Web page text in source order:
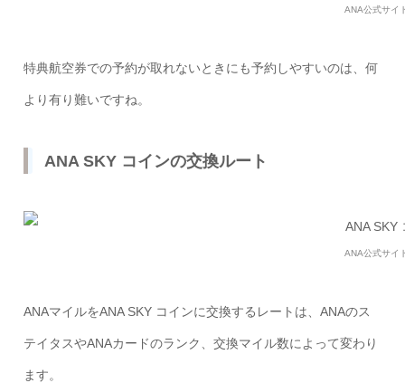
ANA公式サイ
特典航空券での予約が取れないときにも予約しやすいのは、何
より有り難いですね。
ANA SKY コインの交換ルート
ANA公式サイ
ANAマイルをANA SKY コインに交換するレートは、ANAのス
テイタスやANAカードのランク、交換マイル数によって変わり
ます。